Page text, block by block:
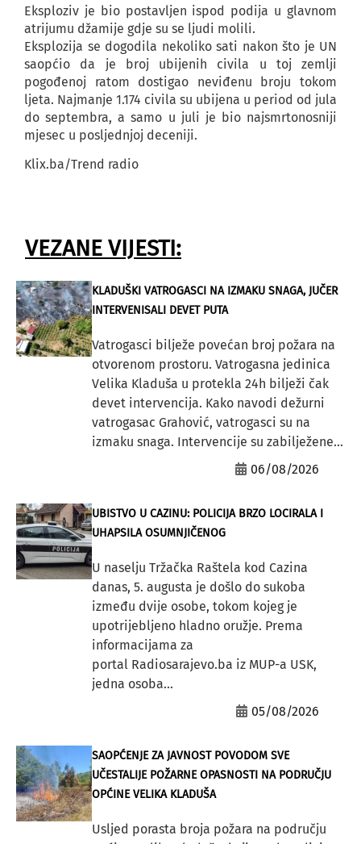
Eksploziv je bio postavljen ispod podija u glavnom
atrijumu džamije gdje su se ljudi molili.
Eksplozija se dogodila nekoliko sati nakon što je UN
saopćio da je broj ubijenih civila u toj zemlji
pogođenoj ratom dostigao neviđenu broju tokom
ljeta. Najmanje 1.174 civila su ubijena u period od jula
do septembra, a samo u juli je bio najsmrtonosniji
mjesec u posljednjoj deceniji.
Klix.ba/Trend radio
VEZANE VIJESTI:
KLADUŠKI VATROGASCI NA IZMAKU SNAGA, JUČER
INTERVENISALI DEVET PUTA
Vatrogasci bilježe povećan broj požara na
otvorenom prostoru. Vatrogasna jedinica
Velika Kladuša u protekla 24h bilježi čak
devet intervencija. Kako navodi dežurni
vatrogasac Grahović, vatrogasci su na
izmaku snaga. Intervencije su zabilježene...
06/08/2026
UBISTVO U CAZINU: POLICIJA BRZO LOCIRALA I
UHAPSILA OSUMNJIČENOG
U naselju Tržačka Raštela kod Cazina
danas, 5. augusta je došlo do sukoba
između dvije osobe, tokom kojeg je
upotrijebljeno hladno oružje. Prema
informacijama za
portal Radiosarajevo.ba iz MUP-a USK,
jedna osoba...
05/08/2026
SAOPĆENJE ZA JAVNOST POVODOM SVE
UČESTALIJE POŽARNE OPASNOSTI NA PODRUČJU
OPĆINE VELIKA KLADUŠA
Usljed porasta broja požara na području